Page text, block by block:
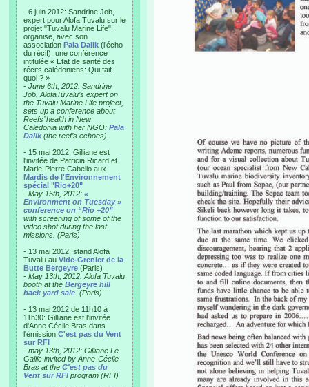
- 6 juin 2012: Sandrine Job,
expert pour Alofa Tuvalu sur le
projet "Tuvalu Marine Life",
organise, avec son
association Pala Dalik (l’écho
du récif), une conférence
intitulée « Etat de santé des
récifs calédoniens: Qui fait
quoi ? »
- June 6th, 2012: Sandrine
Job, AlofaTuvalu’s expert on
the Tuvalu Marine Life project,
sets up a conference about
Reefs’ health in New
Caledonia with her NGO: Pala
Dalik (the reef’s echoes).
- 15 mai 2012: Gilliane est
l'invitée de Patricia Ricard et
Marie-Pierre Cabello aux
Mardis de l'Environnement
spécial "Rio+20"
- May 15th, 2012: «
Environment on Tuesday »
conference on “Rio +20”
with screening of some of the
video shot during the last
missions. (Paris)
- 13 mai 2012: stand Alofa
Tuvalu au Vide-Grenier de la
Butte Bergeyre (Paris)
- May 13th, 2012: Alofa Tuvalu
booth at the Bergeyre hill
back yard sale . (Paris)
- 13 mai 2012 de 11h10 à
11h30: Gilliane est l'invitée
d'Anne Cécile Bras dans
l'émission C'est pas du Vent
sur RFI
- may 13th, 2012: Gilliane Le
Gallic invited by Anne-Cécile
Bras at the C'est pas du
Vent sur RFI program (RFI)